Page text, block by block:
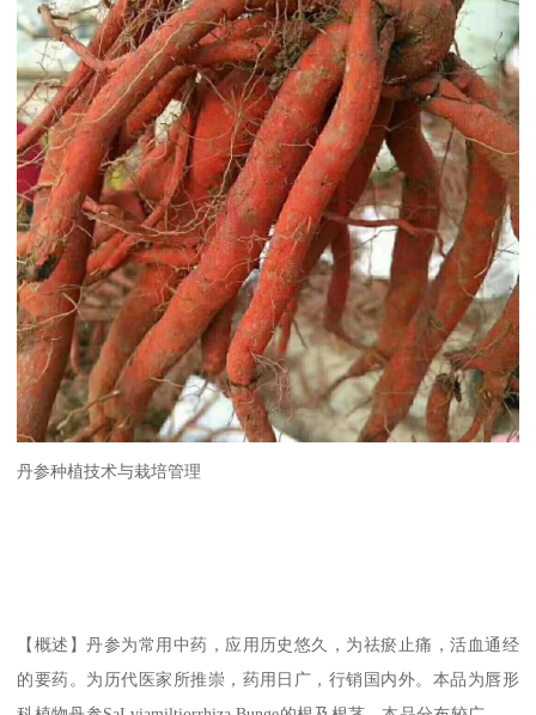
丹参种植技术与栽培管理
【概述】丹参为常用中药，应用历史悠久，为祛瘀止痛，活血通经
的要药。为历代医家所推崇，药用日广，行销国内外。本品为唇形